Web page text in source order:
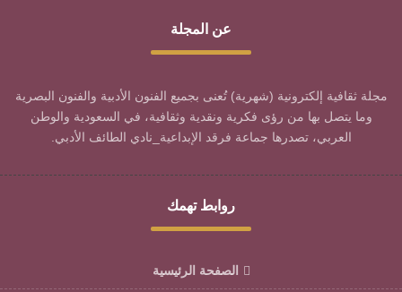
عن المجلة
مجلة ثقافية إلكترونية (شهرية) تُعنى بجميع الفنون الأدبية والفنون البصرية
وما يتصل بها من رؤى فكرية ونقدية وثقافية، في السعودية والوطن
العربي، تصدرها جماعة فرقد الإبداعية_نادي الطائف الأدبي.
روابط تهمك
الصفحة الرئيسية